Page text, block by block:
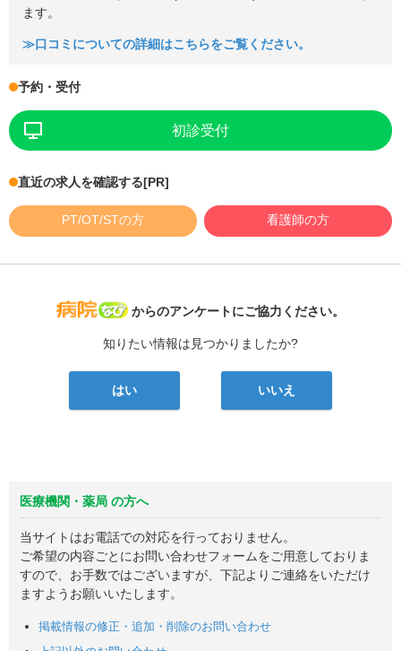
ます。
≫口コミについての詳細はこちらをご覧ください。
予約・受付
初診受付
直近の求人を確認する[PR]
PT/OT/STの方 看護師の方
病院なび
からのアンケートにご協力ください。
知りたい情報は見つかりましたか?
はい いいえ
医療機関・薬局 の方へ
当サイトはお電話での対応を行っておりません。
ご希望の内容ごとにお問い合わせフォームをご用意しておりま
すので、お手数ではございますが、下記よりご連絡をいただけ
ますようお願いいたします。
掲載情報の修正・追加・削除のお問い合わせ